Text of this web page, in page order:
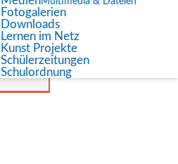
Fotogalerien
Downloads
Lernen im Netz
Kunst Projekte
Schülerzeitungen
Schulordnung